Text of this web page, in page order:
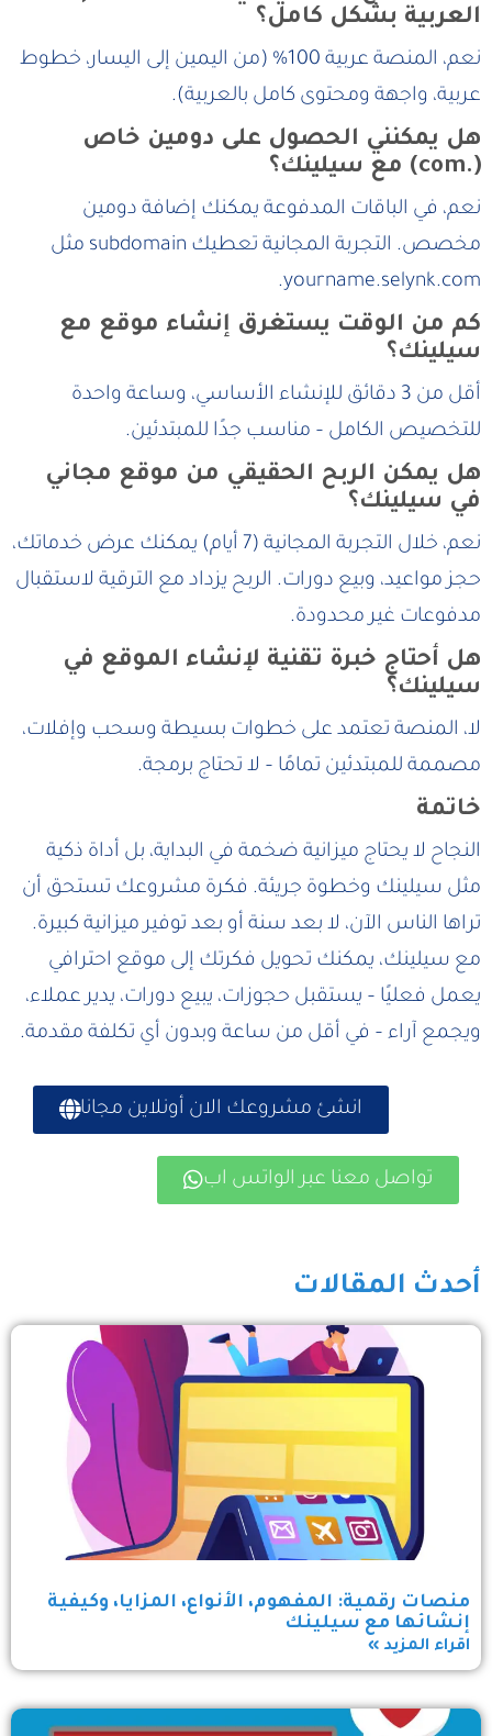
العربية بشكل كامل؟
نعم، المنصة عربية 100% (من اليمين إلى اليسار، خطوط
عربية، واجهة ومحتوى كامل بالعربية).
هل يمكنني الحصول على دومين خاص
(.com) مع سيلينك؟
نعم، في الباقات المدفوعة يمكنك إضافة دومين
مخصص. التجربة المجانية تعطيك subdomain مثل
yourname.selynk.com.
كم من الوقت يستغرق إنشاء موقع مع
سيلينك؟
أقل من 3 دقائق للإنشاء الأساسي، وساعة واحدة
للتخصيص الكامل – مناسب جدًا للمبتدئين.
هل يمكن الربح الحقيقي من موقع مجاني
في سيلينك؟
نعم، خلال التجربة المجانية (7 أيام) يمكنك عرض خدماتك،
حجز مواعيد، وبيع دورات. الربح يزداد مع الترقية لاستقبال
مدفوعات غير محدودة.
هل أحتاج خبرة تقنية لإنشاء الموقع في
سيلينك؟
لا، المنصة تعتمد على خطوات بسيطة وسحب وإفلات،
مصممة للمبتدئين تمامًا – لا تحتاج برمجة.
خاتمة
النجاح لا يحتاج ميزانية ضخمة في البداية، بل أداة ذكية
مثل سيلينك وخطوة جريئة. فكرة مشروعك تستحق أن
تراها الناس الآن، لا بعد سنة أو بعد توفير ميزانية كبيرة.
مع سيلينك، يمكنك تحويل فكرتك إلى موقع احترافي
يعمل فعليًا – يستقبل حجوزات، يبيع دورات، يدير عملاء،
ويجمع آراء – في أقل من ساعة وبدون أي تكلفة مقدمة.
انشئ مشروعك الان أونلاين مجانا
تواصل معنا عبر الواتس اب
أحدث المقالات
منصات رقمية: المفهوم، الأنواع، المزايا، وكيفية
إنشائها مع سيلينك
اقراء المزيد »